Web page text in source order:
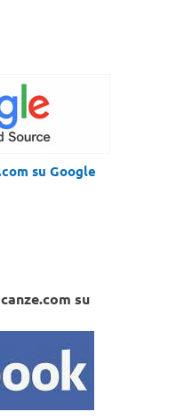
su Google
su